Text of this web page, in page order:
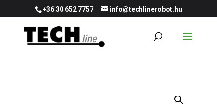
+36 30 652 7757 info@techlinerobot.hu